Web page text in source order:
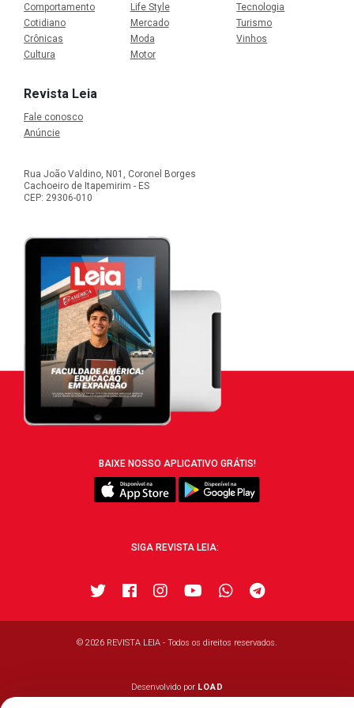
Comportamento
Cotidiano
Crônicas
Cultura
Life Style
Mercado
Moda
Motor
Tecnologia
Turismo
Vinhos
Revista Leia
Fale conosco
Anúncie
Rua João Valdino, N01, Coronel Borges
Cachoeiro de Itapemirim - ES
CEP: 29306-010
BAIXE NOSSO APLICATIVO GRÁTIS!
SIGA REVISTA LEIA:
© 2026 REVISTA LEIA - Todos os direitos reservados.
Desenvolvido por LOAD